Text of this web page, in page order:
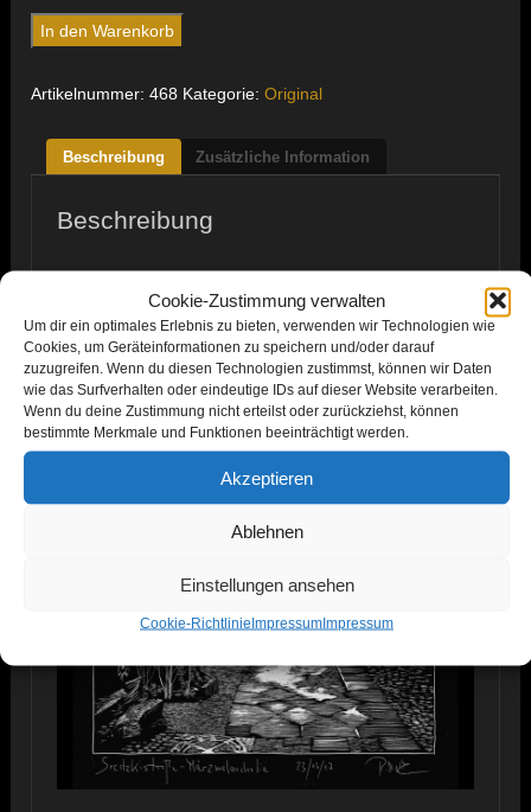
Cookie-Zustimmung verwalten
Um dir ein optimales Erlebnis zu bieten, verwenden wir Technologien wie
Cookies, um Geräteinformationen zu speichern und/oder darauf
zuzugreifen. Wenn du diesen Technologien zustimmst, können wir Daten
wie das Surfverhalten oder eindeutige IDs auf dieser Website verarbeiten.
Wenn du deine Zustimmung nicht erteilst oder zurückziehst, können
bestimmte Merkmale und Funktionen beeinträchtigt werden.
Akzeptieren
Ablehnen
Einstellungen ansehen
Cookie-RichtlinieImpressumImpressum
Sredzkistraße
Märzmelancholie
In den Warenkorb
Artikelnummer:468 Kategorie:Original
Beschreibung Zusätzliche Information
Beschreibung